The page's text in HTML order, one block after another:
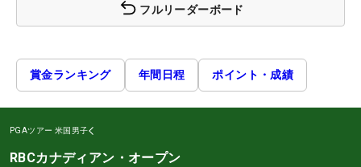
フルリーダーボード
賞金ランキング 年間日程 ポイント・成績
PGAツアー 米国男子
RBCカナディアン・オープン